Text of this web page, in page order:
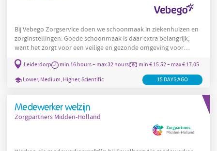
Bij Vebego Zorgservice doen we schoonmaak in ziekenhuizen en
zorginstellingen. Goede schoonmaak is daar extra belangrijk,
want het zorgt voor een veilige en gezonde omgeving voor
patiënten, bezoekers en zorgpersoneel. Alrijne Leythenrode in
Leiderdorp is een modernverpleeghuiswaar ouderen
persoonlijke zorg, behandeling en ondersteuning krijgen in een
veilige en prettige woonomgeving. Als schoonmaker bij Vebego
Leiderdorp min 16 hours – max 32 hours min € 15.52 – max € 17.05
Lower, Medium, Higher, Scientific 15 DAYS AGO
Medewerker welzijn
Zorgpartners Midden-Holland